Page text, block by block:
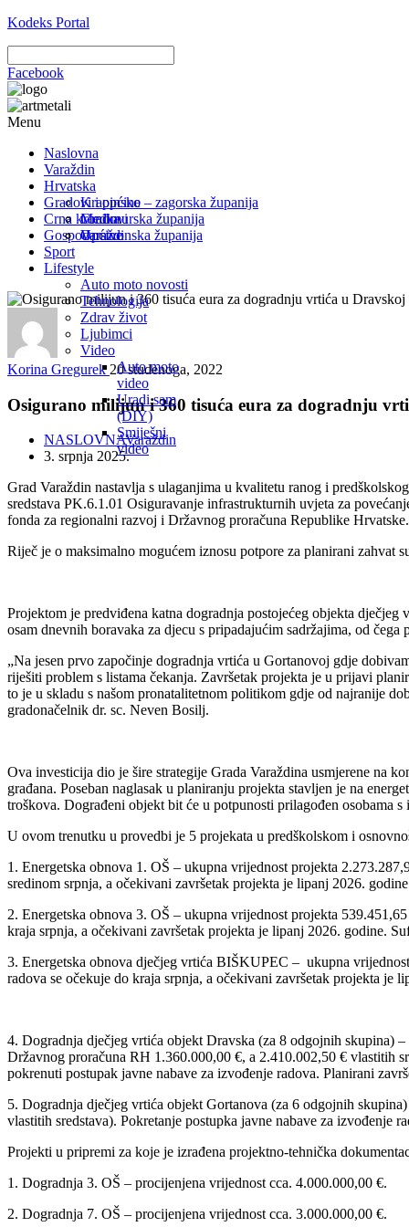
Kodeks Portal
Facebook
Menu
Naslovna
Varaždin
Hrvatska
Krapinsko – zagorska županija
Međimurska županija
Varaždinska županija
Gradovi i općine
Gradovi
Općine
Crna kronika
Gospodarstvo
Sport
Lifestyle
Auto moto novosti
Tehnologija
Zdrav život
Ljubimci
Video
Auto moto
video
Uradi sam
(DIY)
Smiješni
video
Korina Gregurek 20 studenoga, 2022
Osigurano milijun i 360 tisuća eura za dogradnju
NASLOVNAVaraždin
3. srpnja 2025.
Grad Varaždin nastavlja s ulaganjima u kvalitetu ranog i
sredstava PK.6.1.01 Osiguravanje infrastrukturnih uvjeta za
fonda za regionalni razvoj i Državnog proračuna Republike Hrvatske.
Riječ je o maksimalno mogućem iznosu potpore za planirani
Projektom je predviđena katna dogradnja postojećeg objekta
osam dnevnih boravaka za djecu s pripadajućim sadržajima, od
„Na jesen prvo započinje dogradnja vrtića u Gortanovoj gdje
riješiti problem s listama čekanja. Završetak projekta je u prijavi
to je u skladu s našom pronatalitetnom politikom gdje od najranije
gradonačelnik dr. sc. Neven Bosilj.
Ova investicija dio je šire strategije Grada Varaždina usmjerene na
građana. Poseban naglasak u planiranju projekta stavljen je na
troškova. Dograđeni objekt bit će u potpunosti prilagođen osobama
U ovom trenutku u provedbi je 5 projekata u predškolskom i
1. Energetska obnova 1. OŠ – ukupna vrijednost projekta
sredinom srpnja, a očekivani završetak projekta je lipanj 2026.
2. Energetska obnova 3. OŠ – ukupna vrijednost projekta
kraja srpnja, a očekivani završetak projekta je lipanj 2026. godine.
3. Energetska obnova dječjeg vrtića BIŠKUPEC – ukupna
radova se očekuje do kraja srpnja, a očekivani završetak projekta je
4. Dogradnja dječjeg vrtića objekt Dravska (za 8 odgojnih skupina)
Državnog proračuna RH 1.360.000,00 €, a 2.410.002,50 € vlastitih
pokrenuti postupak javne nabave za izvođenje radova. Planirani
5. Dogradnja dječjeg vrtića objekt Gortanova (za 6 odgojnih
vlastitih sredstava). Pokretanje postupka javne nabave za izvođenje
Projekti u pripremi za koje je izrađena projektno-tehnička
1. Dogradnja 3. OŠ – procijenjena vrijednost cca. 4.000.000,00 €.
2. Dogradnja 7. OŠ – procijenjena vrijednost cca. 3.000.000,00 €.